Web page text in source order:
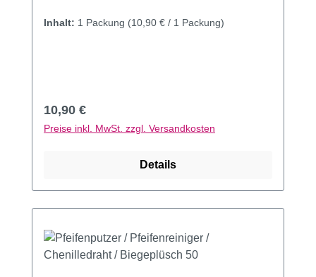
Inhalt: 1 Packung (10,90 € / 1 Packung)
Regulärer Preis:
10,90 €
Preise inkl. MwSt. zzgl. Versandkosten
Details